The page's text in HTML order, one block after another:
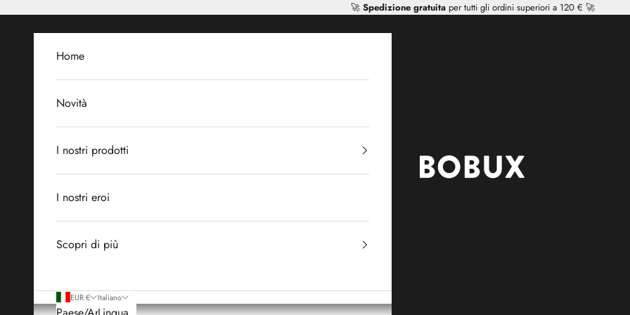
🚀 Spedizione gratuitaper tutti gli ordini superiori a 120 € 🚀
Mr Tiggle - Distributor
Home
Novità
I nostri prodotti
I nostri eroi
Scopri di più
EUR € Italiano